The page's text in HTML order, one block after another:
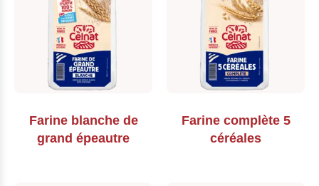
Farine blanche de
grand épeautre
Farine complète 5
céréales